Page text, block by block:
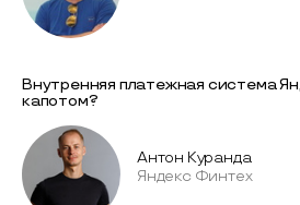
Внутренняя платежная система
капотом?
Антон Куранда
Яндекс Финтех